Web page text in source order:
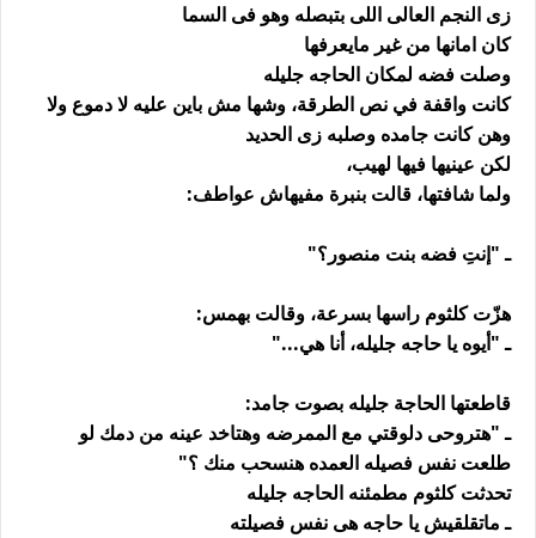
زى النجم العالى اللى بتبصله وهو فى السما
كان امانها من غير مايعرفها
وصلت فضه لمكان الحاجه جليله
كانت واقفة في نص الطرقة، وشها مش باين عليه لا دموع ولا
وهن كانت جامده وصلبه زى الحديد
لكن عينيها فيها لهيب،
ولما شافتها، قالت بنبرة مفيهاش عواطف:
ـ "إنتِ فضه بنت منصور؟"
هزّت كلثوم راسها بسرعة، وقالت بهمس:
ـ "أيوه يا حاجه جليله، أنا هي..."
قاطعتها الحاجة جليله بصوت جامد:
ـ "هتروحى دلوقتي مع الممرضه وهتاخد عينه من دمك لو
طلعت نفس فصيله العمده هنسحب منك ؟"
تحدثت كلثوم مطمئنه الحاجه جليله
ـ ماتقلقيش يا حاجه هى نفس فصيلته